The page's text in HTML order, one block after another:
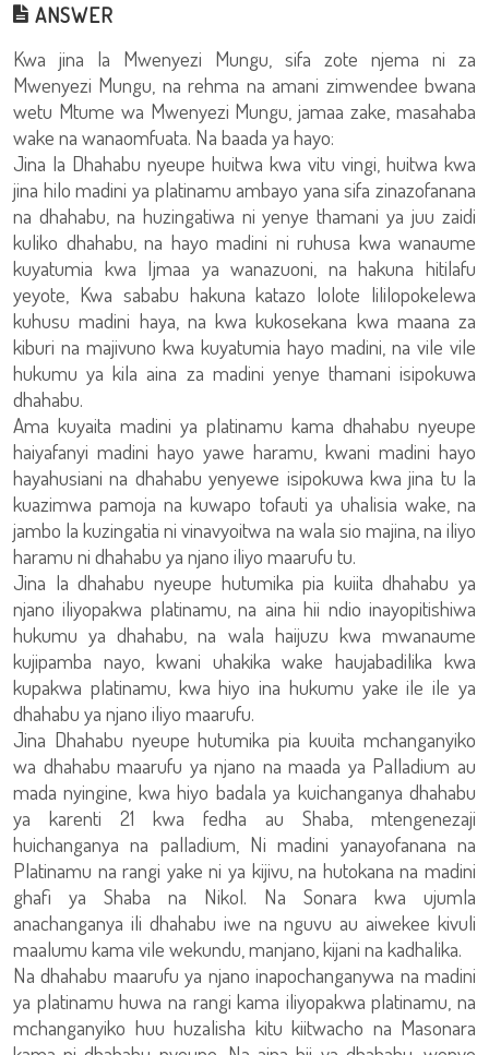
ANSWER
Kwa jina la Mwenyezi Mungu, sifa zote njema ni za
Mwenyezi Mungu, na rehma na amani zimwendee bwana
wetu Mtume wa Mwenyezi Mungu, jamaa zake, masahaba
wake na wanaomfuata. Na baada ya hayo:
Jina la Dhahabu nyeupe huitwa kwa vitu vingi, huitwa kwa
jina hilo madini ya platinamu ambayo yana sifa zinazofanana
na dhahabu, na huzingatiwa ni yenye thamani ya juu zaidi
kuliko dhahabu, na hayo madini ni ruhusa kwa wanaume
kuyatumia kwa Ijmaa ya wanazuoni, na hakuna hitilafu
yeyote, Kwa sababu hakuna katazo lolote lililopokelewa
kuhusu madini haya, na kwa kukosekana kwa maana za
kiburi na majivuno kwa kuyatumia hayo madini, na vile vile
hukumu ya kila aina za madini yenye thamani isipokuwa
dhahabu.
Ama kuyaita madini ya platinamu kama dhahabu nyeupe
haiyafanyi madini hayo yawe haramu, kwani madini hayo
hayahusiani na dhahabu yenyewe isipokuwa kwa jina tu la
kuazimwa pamoja na kuwapo tofauti ya uhalisia wake, na
jambo la kuzingatia ni vinavyoitwa na wala sio majina, na iliyo
haramu ni dhahabu ya njano iliyo maarufu tu.
Jina la dhahabu nyeupe hutumika pia kuiita dhahabu ya
njano iliyopakwa platinamu, na aina hii ndio inayopitishiwa
hukumu ya dhahabu, na wala haijuzu kwa mwanaume
kujipamba nayo, kwani uhakika wake haujabadilika kwa
kupakwa platinamu, kwa hiyo ina hukumu yake ile ile ya
dhahabu ya njano iliyo maarufu.
Jina Dhahabu nyeupe hutumika pia kuuita mchanganyiko
wa dhahabu maarufu ya njano na maada ya Palladium au
mada nyingine, kwa hiyo badala ya kuichanganya dhahabu
ya karenti 21 kwa fedha au Shaba, mtengenezaji
huichanganya na palladium, Ni madini yanayofanana na
Platinamu na rangi yake ni ya kijivu, na hutokana na madini
ghafi ya Shaba na Nikol. Na Sonara kwa ujumla
anachanganya ili dhahabu iwe na nguvu au aiwekee kivuli
maalumu kama vile wekundu, manjano, kijani na kadhalika.
Na dhahabu maarufu ya njano inapochanganywa na madini
ya platinamu huwa na rangi kama iliyopakwa platinamu, na
mchanganyiko huu huzalisha kitu kiitwacho na Masonara